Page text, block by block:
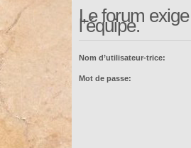
Le forum
l’équipe.
Nom d’utilisateur-trice:
Mot de passe: